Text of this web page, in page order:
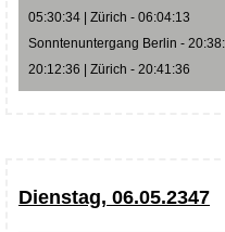
05:30:34 | Zürich - 06:04:13
Sonntenuntergang Berlin -
20:12:36 | Zürich - 20:41:36
Dienstag, 06.05.2347